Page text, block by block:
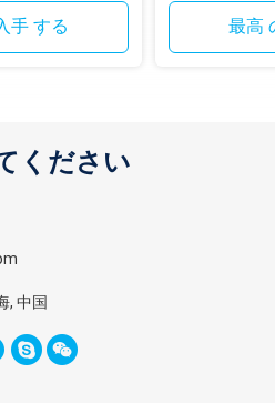
手 する 最高
ください
, 中国